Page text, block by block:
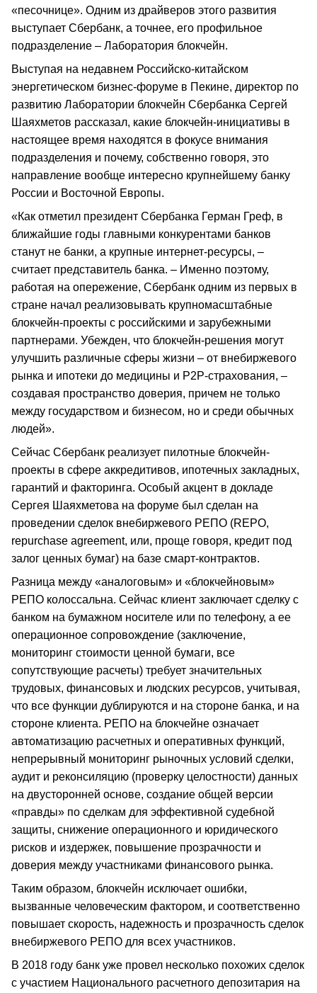
«песочнице». Одним из драйверов этого развития
выступает Сбербанк, а точнее, его профильное
подразделение – Лаборатория блокчейн.
Выступая на недавнем Российско-китайском
энергетическом бизнес-форуме в Пекине, директор по
развитию Лаборатории блокчейн Сбербанка Сергей
Шаяхметов рассказал, какие блокчейн-инициативы в
настоящее время находятся в фокусе внимания
подразделения и почему, собственно говоря, это
направление вообще интересно крупнейшему банку
России и Восточной Европы.
«Как отметил президент Сбербанка Герман Греф, в
ближайшие годы главными конкурентами банков
станут не банки, а крупные интернет-ресурсы, –
считает представитель банка. – Именно поэтому,
работая на опережение, Сбербанк одним из первых в
стране начал реализовывать крупномасштабные
блокчейн-проекты с российскими и зарубежными
партнерами. Убежден, что блокчейн-решения могут
улучшить различные сферы жизни – от внебиржевого
рынка и ипотеки до медицины и Р2Р-страхования, –
создавая пространство доверия, причем не только
между государством и бизнесом, но и среди обычных
людей».
Сейчас Сбербанк реализует пилотные блокчейн-
проекты в сфере аккредитивов, ипотечных закладных,
гарантий и факторинга. Особый акцент в докладе
Сергея Шаяхметова на форуме был сделан на
проведении сделок внебиржевого РЕПО (REPO,
repurchase agreement, или, проще говоря, кредит под
залог ценных бумаг) на базе смарт-контрактов.
Разница между «аналоговым» и «блокчейновым»
РЕПО колоссальна. Сейчас клиент заключает сделку с
банком на бумажном носителе или по телефону, а ее
операционное сопровождение (заключение,
мониторинг стоимости ценной бумаги, все
сопутствующие расчеты) требует значительных
трудовых, финансовых и людских ресурсов, учитывая,
что все функции дублируются и на стороне банка, и на
стороне клиента. РЕПО на блокчейне означает
автоматизацию расчетных и оперативных функций,
непрерывный мониторинг рыночных условий сделки,
аудит и реконсиляцию (проверку целостности) данных
на двусторонней основе, создание общей версии
«правды» по сделкам для эффективной судебной
защиты, снижение операционного и юридического
рисков и издержек, повышение прозрачности и
доверия между участниками финансового рынка.
Таким образом, блокчейн исключает ошибки,
вызванные человеческим фактором, и соответственно
повышает скорость, надежность и прозрачность сделок
внебиржевого РЕПО для всех участников.
В 2018 году банк уже провел несколько похожих сделок
с участием Национального расчетного депозитария на